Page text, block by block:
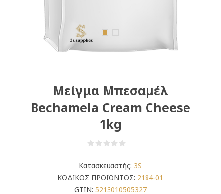
Μείγμα Μπεσαμέλ
Bechamela Cream Cheese
1kg
Κατασκευαστής: 3S
ΚΩΔΙΚΟΣ ΠΡΟΪΟΝΤΟΣ: 2184-01
GTIN: 5213010505327